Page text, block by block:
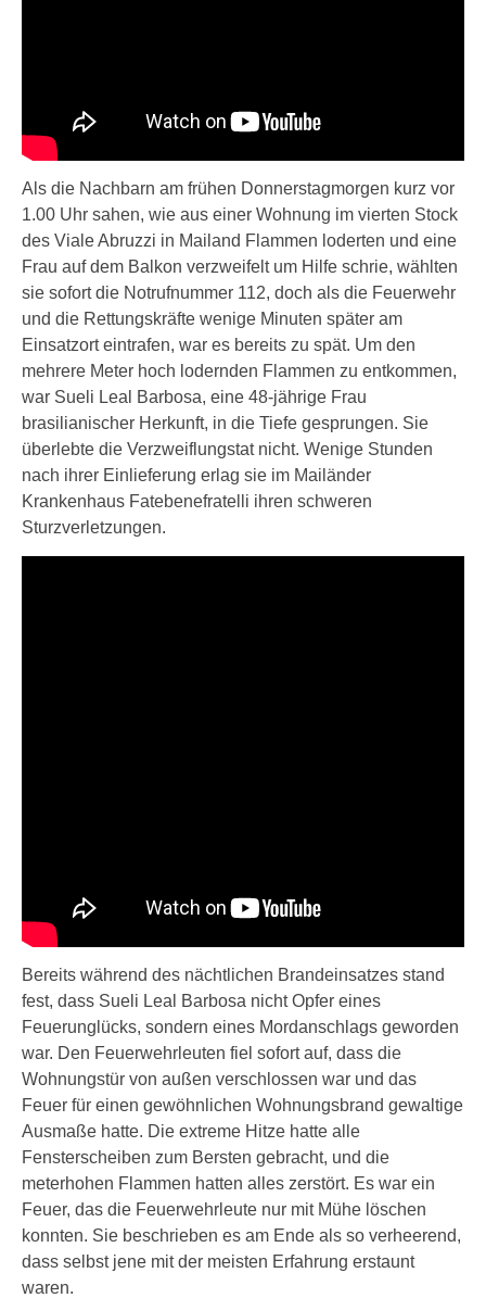
Als die Nachbarn am frühen Donnerstagmorgen kurz vor
1.00 Uhr sahen, wie aus einer Wohnung im vierten Stock
des Viale Abruzzi in Mailand Flammen loderten und eine
Frau auf dem Balkon verzweifelt um Hilfe schrie, wählten
sie sofort die Notrufnummer 112, doch als die Feuerwehr
und die Rettungskräfte wenige Minuten später am
Einsatzort eintrafen, war es bereits zu spät. Um den
mehrere Meter hoch lodernden Flammen zu entkommen,
war Sueli Leal Barbosa, eine 48-jährige Frau
brasilianischer Herkunft, in die Tiefe gesprungen. Sie
überlebte die Verzweiflungstat nicht. Wenige Stunden
nach ihrer Einlieferung erlag sie im Mailänder
Krankenhaus Fatebenefratelli ihren schweren
Sturzverletzungen.
Bereits während des nächtlichen Brandeinsatzes stand
fest, dass Sueli Leal Barbosa nicht Opfer eines
Feuerunglücks, sondern eines Mordanschlags geworden
war. Den Feuerwehrleuten fiel sofort auf, dass die
Wohnungstür von außen verschlossen war und das
Feuer für einen gewöhnlichen Wohnungsbrand gewaltige
Ausmaße hatte. Die extreme Hitze hatte alle
Fensterscheiben zum Bersten gebracht, und die
meterhohen Flammen hatten alles zerstört. Es war ein
Feuer, das die Feuerwehrleute nur mit Mühe löschen
konnten. Sie beschrieben es am Ende als so verheerend,
dass selbst jene mit der meisten Erfahrung erstaunt
waren.